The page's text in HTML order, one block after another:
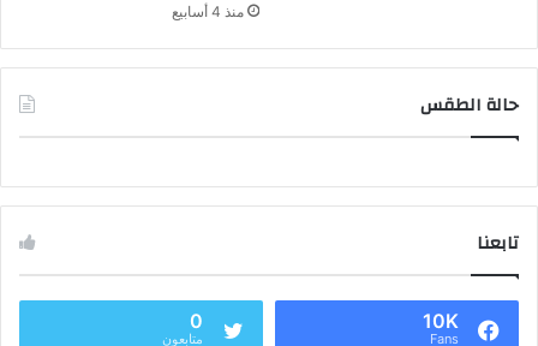
منذ 4 أسابيع
حالة الطقس
تابعنا
10K
Fans
0
متابعون